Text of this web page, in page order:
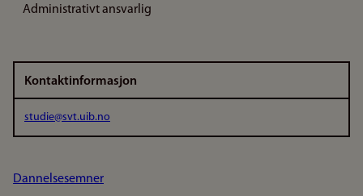
Administrativt ansvarlig
Kontaktinformasjon
studie@svt.uib.no
Dannelsesemner